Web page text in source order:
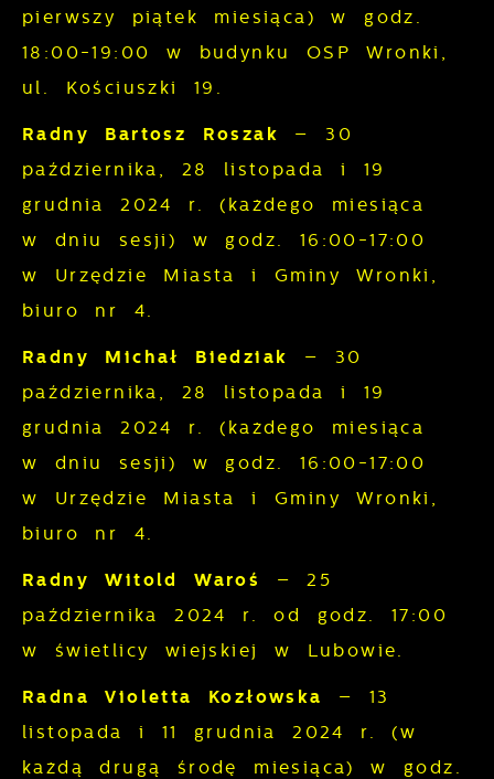
pierwszy piątek miesiąca) w godz.
18:00-19:00 w budynku OSP Wronki,
ul. Kościuszki 19.
Radny Bartosz Roszak – 30
października, 28 listopada i 19
grudnia 2024 r. (każdego miesiąca
w dniu sesji) w godz. 16:00-17:00
w Urzędzie Miasta i Gminy Wronki,
biuro nr 4.
Radny Michał Biedziak
– 30
października, 28 listopada i 19
grudnia 2024 r. (każdego miesiąca
w dniu sesji) w godz. 16:00-17:00
w Urzędzie Miasta i Gminy Wronki,
biuro nr 4.
Radny Witold Waroś
– 25
października 2024 r. od godz. 17:00
w świetlicy wiejskiej w Lubowie.
Radna Violetta Kozłowska
– 13
listopada i 11 grudnia 2024 r. (w
każdą drugą środę miesiąca) w godz.
funkcjonalne i personalizacyjne pliki
cookies gwarantuje dostępność większej
rozwijać się i dostosowywać do Twoich
potrzeb.
Cookies analityczne pozwalają na
wykorzystywania witryny internetowej,
miejsca oraz częstotliwości, z jaką
odwiedzane są nasze serwisy www. Dane
pozwalają nam na ocenę naszych
serwisów internetowych pod względem ich
popularności wśród użytkowników.
w formie zanonimizowanej. Wyrażenie
zgody na analityczne pliki cookies
gwarantuje dostępność wszystkich
funkcjonalności.
Więcej
Reklamowe
Dzięki reklamowym plikom cookies
prezentujemy Ci najciekawsze informacje i
aktualności na stronach naszych
partnerów.
podstawie analizy Twoich upodobań oraz
Twoich zwyczajów dotyczących
przeglądanej witryny internetowej. Treści
promocyjne mogą pojawić się na stronach
podmiotów trzecich lub firm będących
dostawców usług. Firmy te działają w
charakterze pośredników prezentujących
nasze treści w postaci wiadomości, ofert,
Więcej